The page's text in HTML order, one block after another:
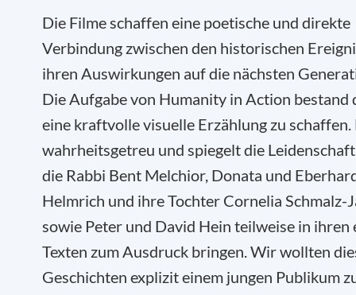
Die Filme schaffen eine poetische und direkte
Verbindung zwischen den historischen
ihren Auswirkungen auf die nächsten
Die Aufgabe von Humanity in Action bestand
eine kraftvolle visuelle Erzählung zu schaffen.
wahrheitsgetreu und spiegelt die
die Rabbi Bent Melchior, Donata und
Helmrich und ihre Tochter Cornelia Schmalz-
sowie Peter und David Hein teilweise in ihren
Texten zum Ausdruck bringen. Wir wollten
Geschichten explizit einem jungen Publikum